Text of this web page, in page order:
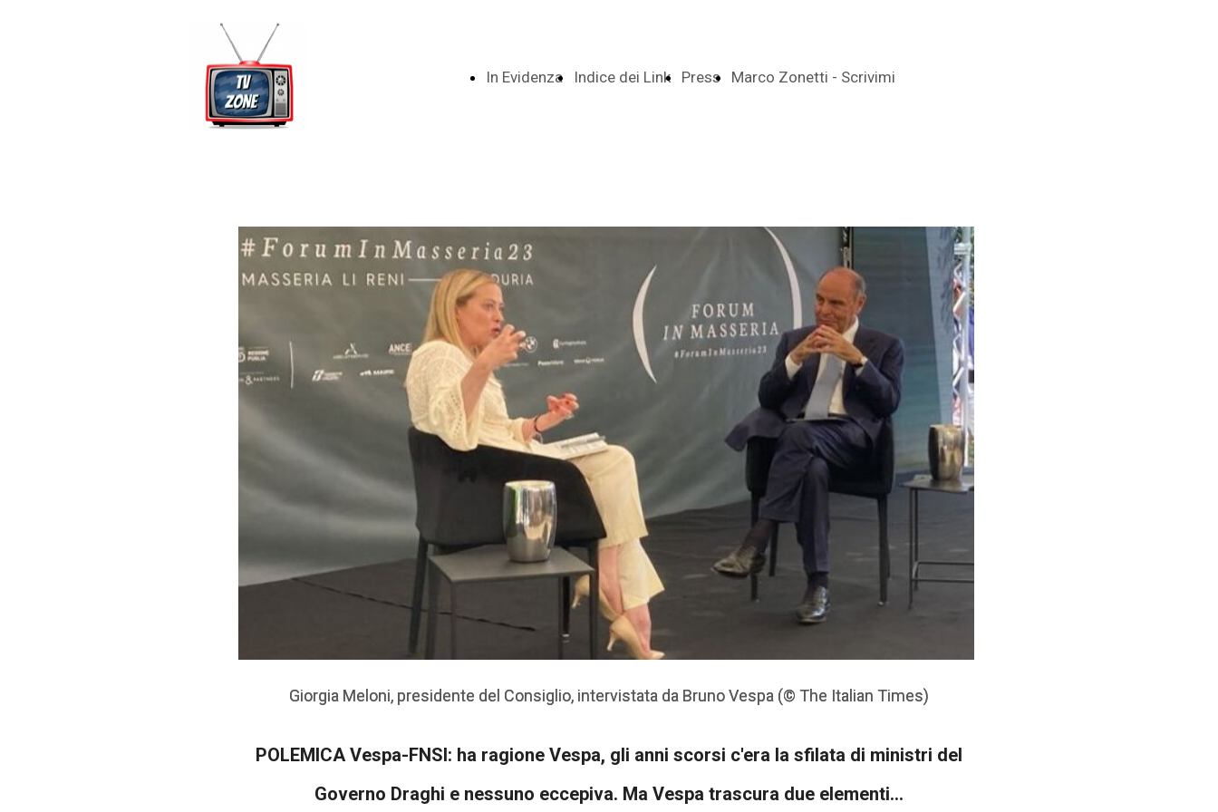
In Evidenza Indice dei Link Press Marco Zonetti - Scrivimi
Giorgia Meloni, presidente del Consiglio, intervistata da Bruno Vespa (© The Italian Times)
Giorgia Meloni, presidente del Consiglio, intervistata da Bruno Vespa (© The Italian Times)
POLEMICA Vespa-FNSI: ha ragione Vespa, gli anni scorsi c'era la sfilata di ministri del
Governo Draghi e nessuno eccepiva. Ma Vespa trascura due elementi...